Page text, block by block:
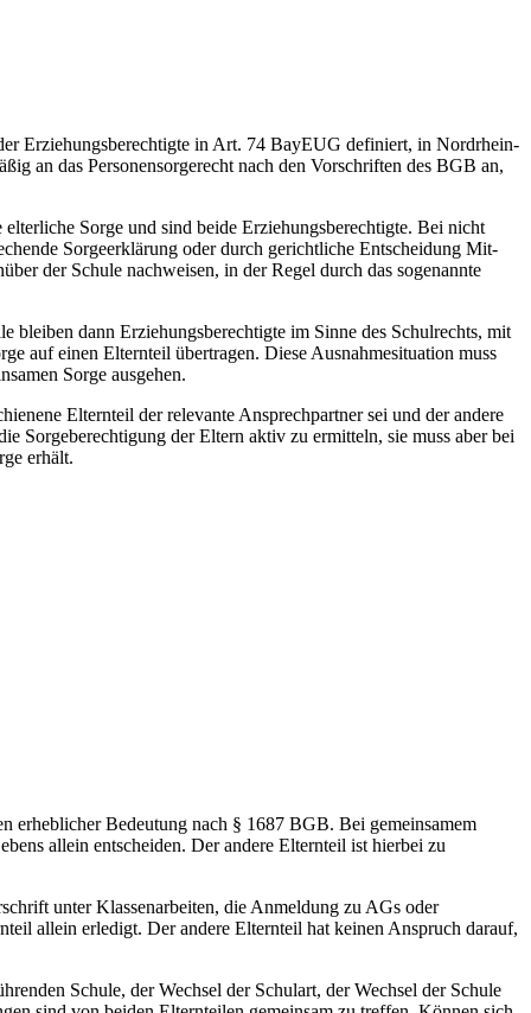
Erziehungsberechtigte in Art. 74 BayEUG definiert, in Nordrhein-
an das Personensorgerecht nach den Vorschriften des BGB an,
Sorge und sind beide Erziehungsberechtigte. Bei nicht
Sorgeerklärung oder durch gerichtliche Entscheidung Mit-
der Schule nachweisen, in der Regel durch das sogenannte
bleiben dann Erziehungsberechtigte im Sinne des Schulrechts, mit
auf einen Elternteil übertragen. Diese Ausnahmesituation muss
Sorge ausgehen.
Elternteil der relevante Ansprechpartner sei und der andere
Sorgeberechtigung der Eltern aktiv zu ermitteln, sie muss aber bei
erhält.
erheblicher Bedeutung nach § 1687 BGB. Bei gemeinsamem
allein entscheiden. Der andere Elternteil ist hierbei zu
unter Klassenarbeiten, die Anmeldung zu AGs oder
allein erledigt. Der andere Elternteil hat keinen Anspruch darauf,
Schule, der Wechsel der Schulart, der Wechsel der Schule